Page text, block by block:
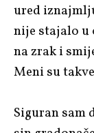
ured
nije stajalo u
na zrak i
Meni su
Siguran sam